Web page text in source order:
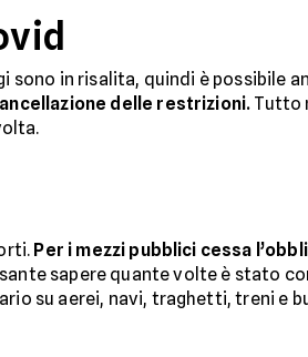
in risalita, quindi è possibile
delle restrizioni. Tutto
Per i mezzi pubblici cessa
sapere quante volte è stato
su aerei, navi, traghetti, treni e